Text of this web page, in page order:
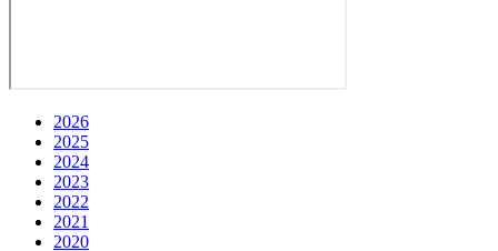
2026
2025
2024
2023
2022
2021
2020